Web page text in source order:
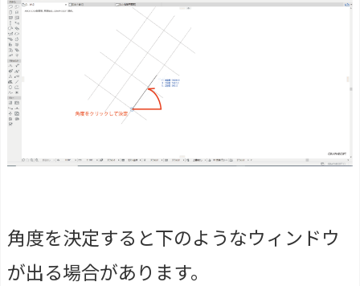
角度を決定すると下のようなウィンドウ
が出る場合があります。